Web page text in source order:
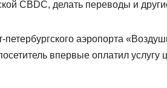
CBDC, делать переводы и
аэропорта
впервые оплатил